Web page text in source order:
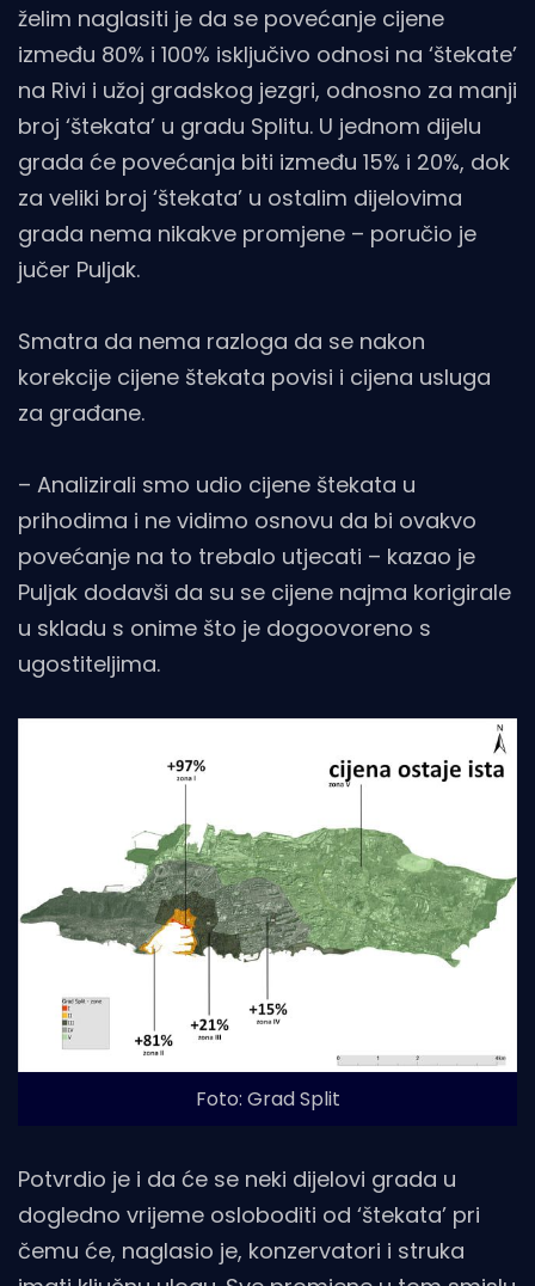
želim naglasiti je da se povećanje cijene
između 80% i 100% isključivo odnosi na ‘štekate’
na Rivi i užoj gradskog jezgri, odnosno za manji
broj ‘štekata’ u gradu Splitu. U jednom dijelu
grada će povećanja biti između 15% i 20%, dok
za veliki broj ‘štekata’ u ostalim dijelovima
grada nema nikakve promjene – poručio je
jučer Puljak.
Smatra da nema razloga da se nakon
korekcije cijene štekata povisi i cijena usluga
za građane.
– Analizirali smo udio cijene štekata u
prihodima i ne vidimo osnovu da bi ovakvo
povećanje na to trebalo utjecati – kazao je
Puljak dodavši da su se cijene najma korigirale
u skladu s onime što je dogoovoreno s
ugostiteljima.
Foto: Grad Split
Potvrdio je i da će se neki dijelovi grada u
dogledno vrijeme osloboditi od ‘štekata’ pri
čemu će, naglasio je, konzervatori i struka